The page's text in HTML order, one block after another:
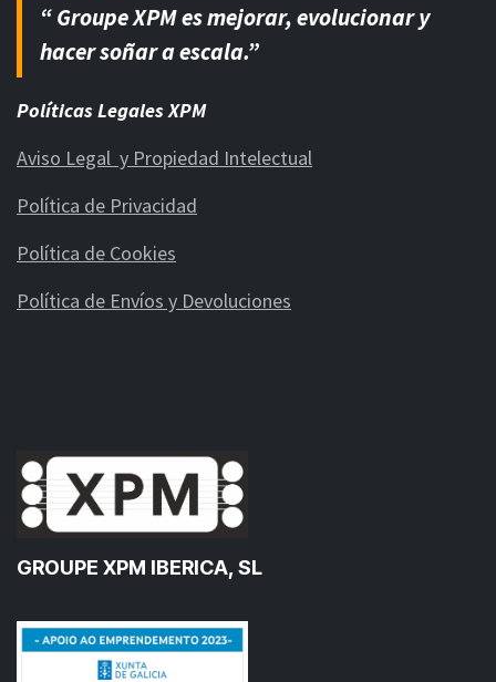
“ Groupe XPM es mejorar, evolucionar y
hacer soñar a escala.”
Políticas Legales XPM
Aviso Legal y Propiedad Intelectual
Política de Privacidad
Política de Cookies
Política de Envíos y Devoluciones
GROUPE XPM IBERICA, SL